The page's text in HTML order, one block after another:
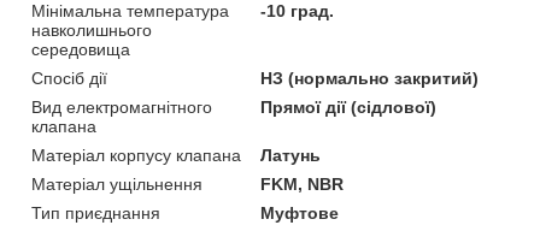
Мінімальна температура
навколишнього
середовища
-10 град.
Спосіб дії
НЗ (нормально закритий)
Вид електромагнітного
клапана
Прямої дії (сідлової)
Матеріал корпусу клапана
Латунь
Матеріал ущільнення
FKM, NBR
Тип приєднання
Муфтове